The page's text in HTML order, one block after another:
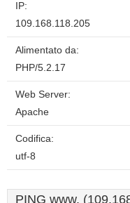
IP:
109.168.118.205
Alimentato da:
PHP/5.2.17
Web Server:
Apache
Codifica:
utf-8
PING www.